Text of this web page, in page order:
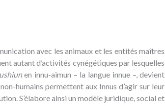
avec les animaux et les entités maîtres
autant d’activités cynégétiques par lesquelles
en innu-aimun – la langue innue –, devient
humains permettent aux Innus d’agir sur leur
S’élabore ainsi un modèle juridique, social et